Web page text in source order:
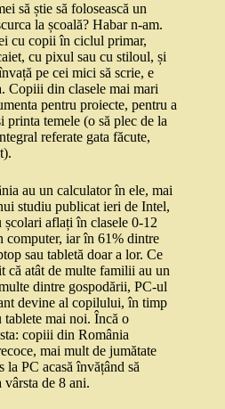
să știe să folosească un
la școală? Habar n-am.
cu copii în ciclul primar,
cu pixul sau cu stiloul, și
pe cei mici să scrie, e
Copiii din clasele mai mari
pentru proiecte, pentru a
temele (o să plec de la
referate gata făcute,
au un calculator în ele, mai
studiu publicat ieri de Intel,
aflați în clasele 0-12
computer, iar în 61% dintre
sau tabletă doar a lor. Ce
că atât de multe familii au un
dintre gospodării, PC-ul
devine al copilului, în timp
tablete mai noi. Încă o
copiii din România
mai mult de jumătate
la PC acasă învățând să
vârsta de 8 ani.